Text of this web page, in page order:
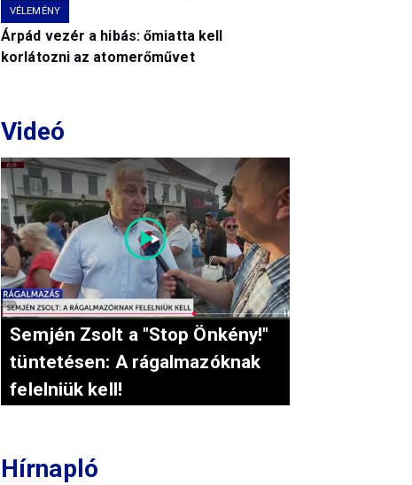
VÉLEMÉNY
Árpád vezér a hibás: őmiatta kell
korlátozni az atomerőművet
Videó
Semjén Zsolt a "Stop Önkény!"
tüntetésen: A rágalmazóknak
felelniük kell!
Hírnapló